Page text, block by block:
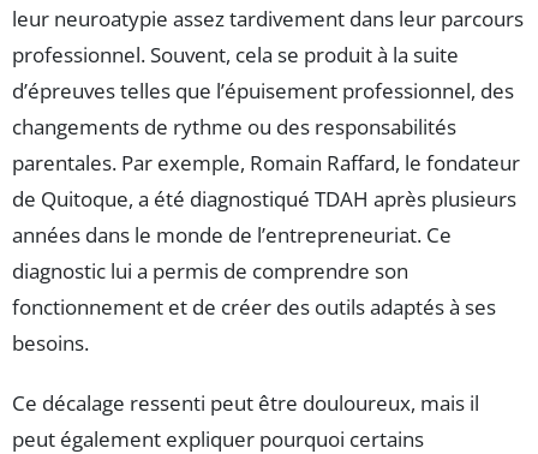
leur neuroatypie assez tardivement dans leur parcours
professionnel. Souvent, cela se produit à la suite
d’épreuves telles que l’épuisement professionnel, des
changements de rythme ou des responsabilités
parentales. Par exemple, Romain Raffard, le fondateur
de Quitoque, a été diagnostiqué TDAH après plusieurs
années dans le monde de l’entrepreneuriat. Ce
diagnostic lui a permis de comprendre son
fonctionnement et de créer des outils adaptés à ses
besoins.
Ce décalage ressenti peut être douloureux, mais il
peut également expliquer pourquoi certains